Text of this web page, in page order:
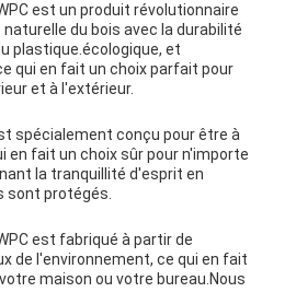
est un produit révolutionnaire
du bois avec la durabilité
plastique.écologique, et
qui en fait un choix parfait pour
et à l'extérieur.
spécialement conçu pour être à
en fait un choix sûr pour n'importe
la tranquillité d'esprit en
sont protégés.
est fabriqué à partir de
de l'environnement, ce qui en fait
maison ou votre bureau.Nous